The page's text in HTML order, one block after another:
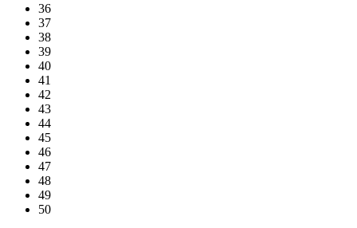
36
37
38
39
40
41
42
43
44
45
46
47
48
49
50